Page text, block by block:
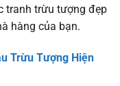
tranh trừu tượng đẹp
hàng của bạn.
Trừu Tượng Hiện